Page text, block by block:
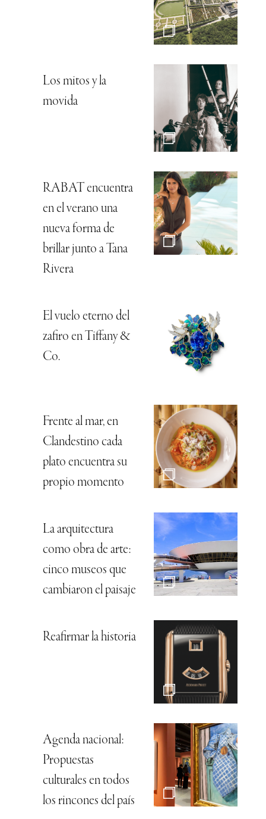
Los mitos y la
movida
RABAT encuentra
en el verano una
nueva forma de
brillar junto a Tana
Rivera
El vuelo eterno del
zafiro en Tiffany &
Co.
Frente al mar, en
Clandestino cada
plato encuentra su
propio momento
La arquitectura
como obra de arte:
cinco museos que
cambiaron el paisaje
Reafirmar la historia
Agenda nacional:
Propuestas
culturales en todos
los rincones del país